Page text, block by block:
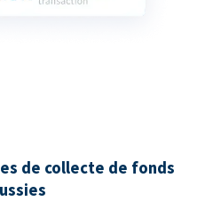
de collecte de fonds